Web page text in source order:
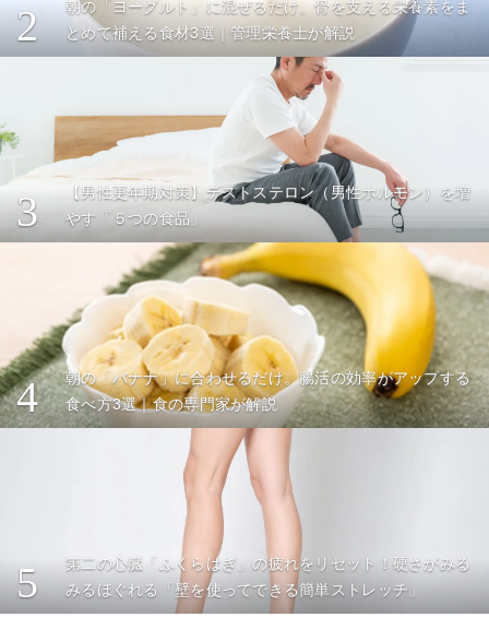
2
朝の「ヨーグルト」に混ぜるだけ。骨を支える栄養素をま
とめて補える食材3選｜管理栄養士が解説
3
【男性更年期対策】テストステロン（男性ホルモン）を増
やす「５つの食品」
4
朝の「バナナ」に合わせるだけ。腸活の効率がアップする
食べ方3選｜食の専門家が解説
5
第二の心臓「ふくらはぎ」の疲れをリセット！硬さがみる
みるほぐれる「壁を使ってできる簡単ストレッチ」